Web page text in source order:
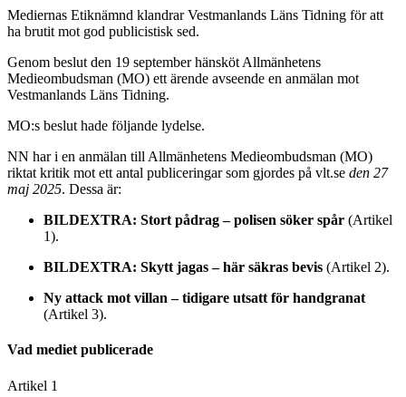
Mediernas Etiknämnd klandrar Vestmanlands Läns Tidning för att
ha brutit mot god publi­cistisk sed.
Genom beslut den 19 september hänsköt Allmänhetens
Medieombudsman (MO) ett ärende avseende en anmälan mot
Vestmanlands Läns Tidning.
MO:s beslut hade följande lydelse.
NN har i en anmälan till Allmänhetens Medieombudsman (MO)
riktat kritik mot ett antal publiceringar som gjordes på vlt.se den 27
maj 2025. Dessa är:
BILDEXTRA: Stort pådrag – polisen söker spår (Artikel
1).
BILDEXTRA: Skytt jagas – här säkras bevis (Artikel 2).
Ny attack mot villan – tidigare utsatt för handgranat
(Artikel 3).
Vad mediet publicerade
Artikel 1